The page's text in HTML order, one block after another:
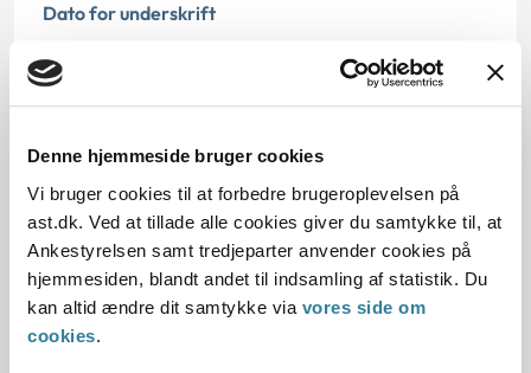
Denne hjemmeside bruger cookies
Vi bruger cookies til at forbedre brugeroplevelsen på
ast.dk. Ved at tillade alle cookies giver du samtykke til, at
Ankestyrelsen samt tredjeparter anvender cookies på
hjemmesiden, blandt andet til indsamling af statistik. Du
kan altid ændre dit samtykke via vores side om
cookies.
Dato for underskrift
01.11.2001
10.07.2013
Denne principafgørelse er kasseret den 4. juli 2018,
da den ikke længere har vejledningsværdi.
Paragraf